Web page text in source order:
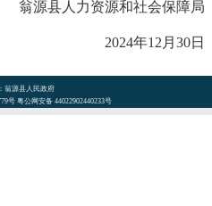
翁源县人力资源和社会保障局
2024年12月30日
翁源县人民政府
号 粤公网安备 44022902440233号